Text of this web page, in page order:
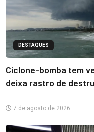
DESTAQUES
Ciclone-bomba tem
deixa rastro de
7 de agosto de 2026